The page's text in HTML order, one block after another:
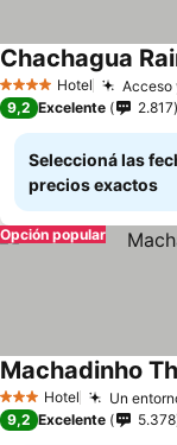
4 EstrellasHotel Acceso
Chachagua
9,2 Excelente 2.817
Seleccioná las
precios exactos
Opción popular
3 Estrellas
Hotel Un
Machadinho
9,2 Excelente 5.378